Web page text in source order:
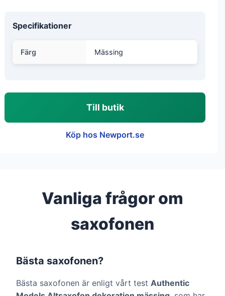
Specifikationer
Färg Mässing
Till butik
Köp hos Newport.se
Vanliga frågor om
saxofonen
Bästa saxofonen?
Bästa saxofonen är enligt vårt test Authentic